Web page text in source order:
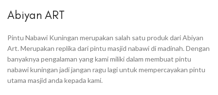
Abiyan ART
Pintu Nabawi Kuningan merupakan salah satu produk dari Abiyan
Art. Merupakan replika dari pintu masjid nabawi di madinah. Dengan
banyaknya pengalaman yang kami miliki dalam membuat pintu
nabawi kuningan jadi jangan ragu lagi untuk mempercayakan pintu
utama masjid anda kepada kami.